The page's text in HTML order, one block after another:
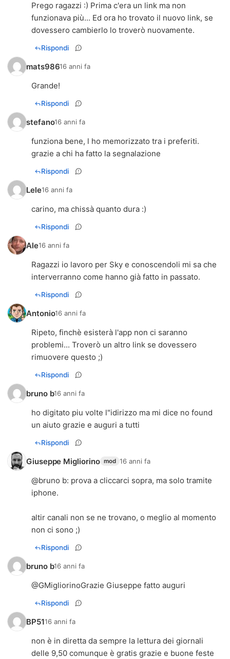
Prego ragazzi :) Prima c'era un link ma non
funzionava più... Ed ora ho trovato il nuovo link, se
dovessero cambierlo lo troverò nuovamente.
Rispondi
mats98616 anni fa
Grande!
Rispondi
stefano16 anni fa
funziona bene, l ho memorizzato tra i preferiti.
grazie a chi ha fatto la segnalazione
Rispondi
Lele16 anni fa
carino, ma chissà quanto dura :)
Rispondi
Ale16 anni fa
Ragazzi io lavoro per Sky e conoscendoli mi sa che
interverranno come hanno già fatto in passato.
Rispondi
Antonio16 anni fa
Ripeto, finchè esisterà l'app non ci saranno
problemi... Troverò un altro link se dovessero
rimuovere questo ;)
Rispondi
bruno b16 anni fa
ho digitato piu volte l"idirizzo ma mi dice no found
un aiuto grazie e auguri a tutti
Rispondi
Giuseppe Migliorino mod 16 anni fa
@bruno b: prova a cliccarci sopra, ma solo tramite
iphone.
altir canali non se ne trovano, o meglio al momento
non ci sono ;)
Rispondi
bruno b16 anni fa
@GMigliorinoGrazie Giuseppe fatto auguri
Rispondi
BP5116 anni fa
non è in diretta da sempre la lettura dei giornali
delle 9,50 comunque è gratis grazie e buone feste